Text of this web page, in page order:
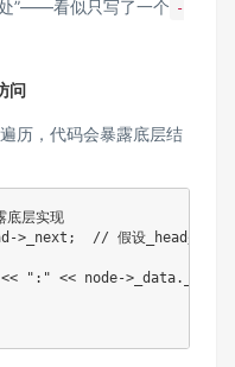
”——看似只写了一个 -
问
遍历，代码会暴露底层结
底层实现
-> _next ;
// 假设_head是
<< ":" << node-> _data.